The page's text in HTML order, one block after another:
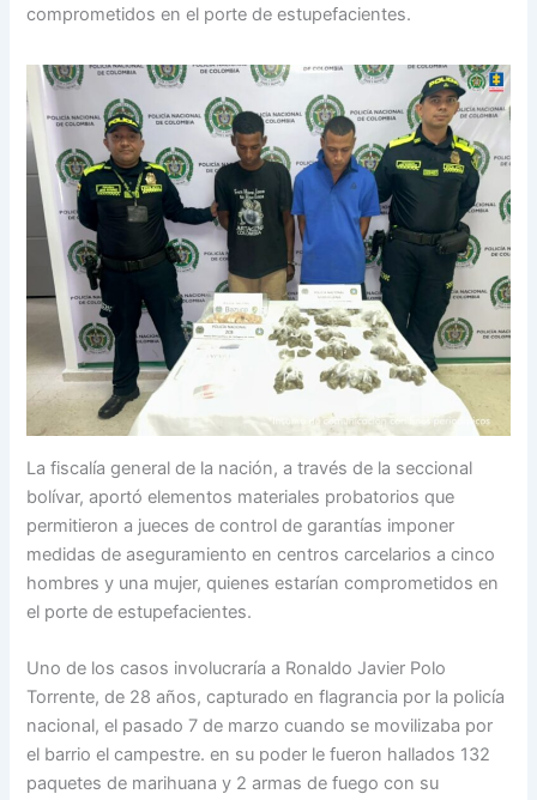
comprometidos en el porte de estupefacientes.
La fiscalía general de la nación, a través de la seccional
bolívar, aportó elementos materiales probatorios que
permitieron a jueces de control de garantías imponer
medidas de aseguramiento en centros carcelarios a cinco
hombres y una mujer, quienes estarían comprometidos en
el porte de estupefacientes.
Uno de los casos involucraría a Ronaldo Javier Polo
Torrente, de 28 años, capturado en flagrancia por la policía
nacional, el pasado 7 de marzo cuando se movilizaba por
el barrio el campestre. en su poder le fueron hallados 132
paquetes de marihuana y 2 armas de fuego con su